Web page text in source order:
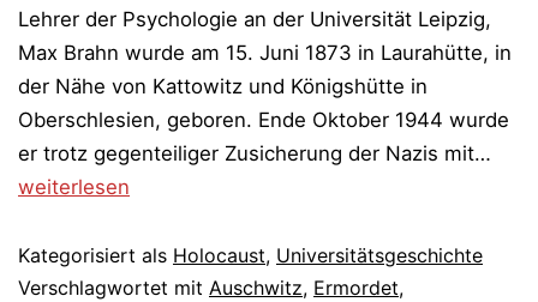
Lehrer der Psychologie an der Universität Leipzig,
Max Brahn wurde am 15. Juni 1873 in Laurahütte, in
der Nähe von Kattowitz und Königshütte in
Oberschlesien, geboren. Ende Oktober 1944 wurde
er trotz gegenteiliger Zusicherung der Nazis mit…
weiterlesen
Kategorisiert als Holocaust, Universitätsgeschichte
Verschlagwortet mit Auschwitz, Ermordet,